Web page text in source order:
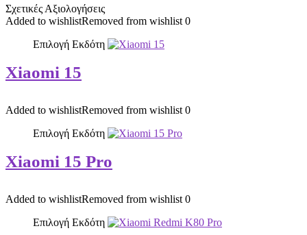
Σχετικές Αξιολογήσεις
Added to wishlistRemoved from wishlist 0
Επιλογή Εκδότη
Xiaomi 15
Added to wishlistRemoved from wishlist 0
Επιλογή Εκδότη
Xiaomi 15 Pro
Added to wishlistRemoved from wishlist 0
Επιλογή Εκδότη